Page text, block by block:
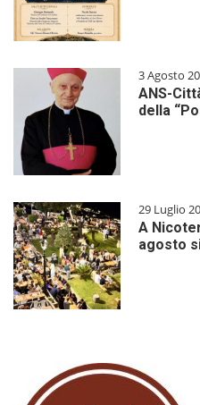
3 Agosto
ANS-
della
29 Luglio
A
agosto